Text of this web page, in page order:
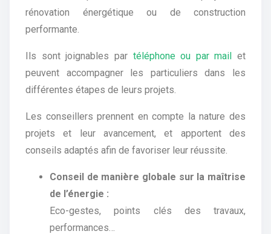
rénovation énergétique ou de construction
performante.
Ils sont joignables par téléphone ou par mail et
peuvent accompagner les particuliers dans les
différentes étapes de leurs projets.
Les conseillers prennent en compte la nature des
projets et leur avancement, et apportent des
conseils adaptés afin de favoriser leur réussite.
Conseil de manière globale sur la maîtrise
de l’énergie :
Eco-gestes, points clés des travaux,
performances…